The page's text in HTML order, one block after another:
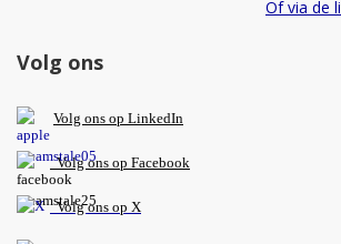
Of via de
Volg ons
Volg ons op LinkedIn
Volg ons op Facebook
Volg ons op X